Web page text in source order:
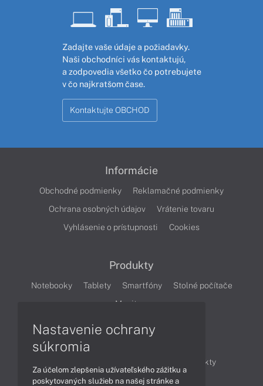
Zadajte vaše údaje a požiadavky.
Naši obchodníci vás kontaktujú,
a zodpovedia všetko čo potrebujete
v čo najkratšom čase.
Kontaktujte OBCHOD
Informácie
Obchodné podmienky
Reklamačné podmienky
Ochrana osobných údajov
Vrátenie tovaru
Vyhlásenie o prístupnosti
Cookies
Produkty
Notebooky Tablety Smartfóny
Stolné počítače
Monitory
Produkty
Technológie
Videá
Nastavenie ochrany
súkromia
Za účelom zlepšenia užívateľského zážitku a
poskytovaných služieb na našej stránke a